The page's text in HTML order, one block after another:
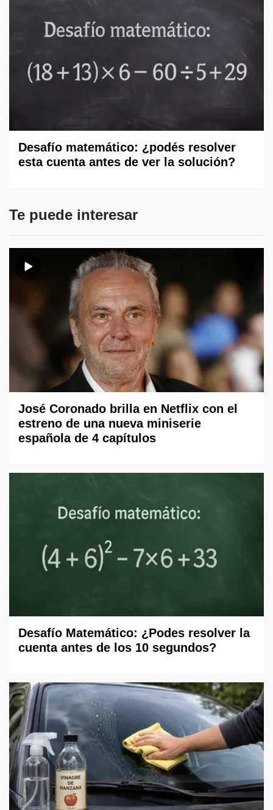
Desafío matemático: ¿podés resolver
esta cuenta antes de ver la solución?
Te puede interesar
José Coronado brilla en Netflix con el
estreno de una nueva miniserie
española de 4 capítulos
Desafío Matemático: ¿Podes resolver la
cuenta antes de los 10 segundos?